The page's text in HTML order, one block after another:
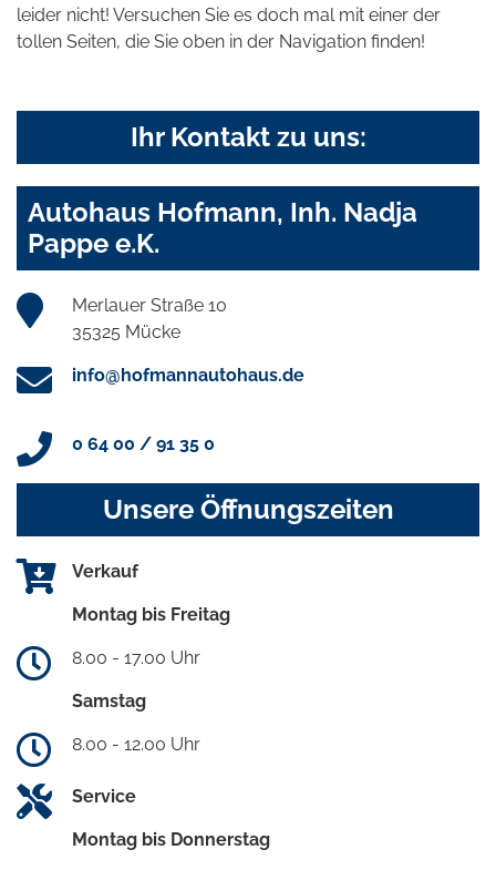
leider nicht! Versuchen Sie es doch mal mit einer der
tollen Seiten, die Sie oben in der Navigation finden!
Ihr Kontakt zu uns:
Autohaus Hofmann, Inh. Nadja
Pappe e.K.
Merlauer Straße 10
35325 Mücke
info@hofmannautohaus.de
0 64 00 / 91 35 0
Unsere Öffnungszeiten
Verkauf
Montag bis Freitag
8.00 - 17.00 Uhr
Samstag
8.00 - 12.00 Uhr
Service
Montag bis Donnerstag